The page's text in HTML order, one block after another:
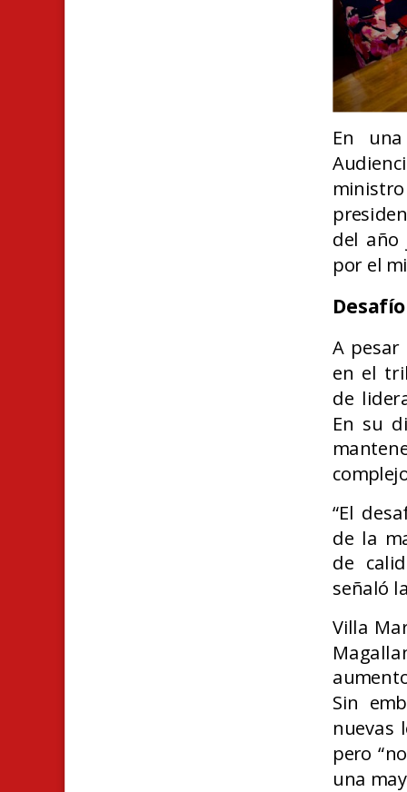
En
del año
por el
A
en el
de
En su
“El
de la
de
señaló
Villa
Sin
nuevas
pero
una